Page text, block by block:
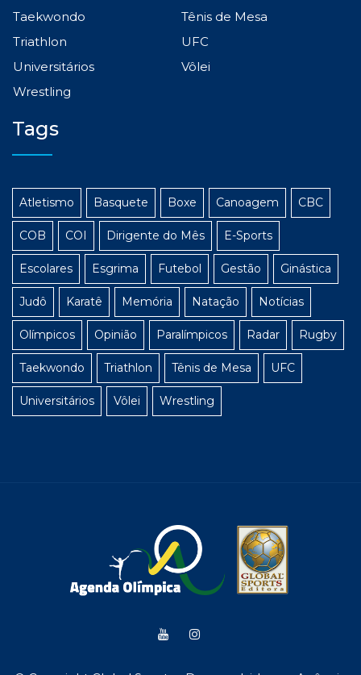
Taekwondo
Tênis de Mesa
Triathlon
UFC
Universitários
Vôlei
Wrestling
Tags
Atletismo Basquete Boxe Canoagem CBC
COB COI Dirigente do Mês E-Sports
Escolares Esgrima Futebol Gestão Ginástica
Judô Karatê Memória Natação Notícias
Olímpicos Opinião Paralímpicos Radar Rugby
Taekwondo Triathlon Tênis de Mesa UFC
Universitários Vôlei Wrestling